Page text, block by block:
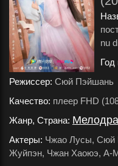
nu
Год
Режиссер: Сюй Пэйшань
Качество: плеер FHD
Жанр, Страна:
Актеры: Чжао Лусы, Сюй
Жуйпэн, Чжан Хаоюэ, A-